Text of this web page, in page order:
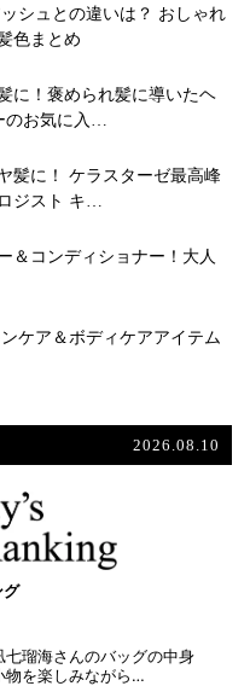
シュとの違いは？ おしゃれ
色まとめ
に！褒められ髪に導いたヘ
のお気に入…
髪に！ ケラスターゼ最高峰
ジスト キ…
＆コンディショナー！大人
ケア＆ボディケアアイテム
2026.08.10
グ
七瑠海さんのバッグの中身
物を楽しみながら…